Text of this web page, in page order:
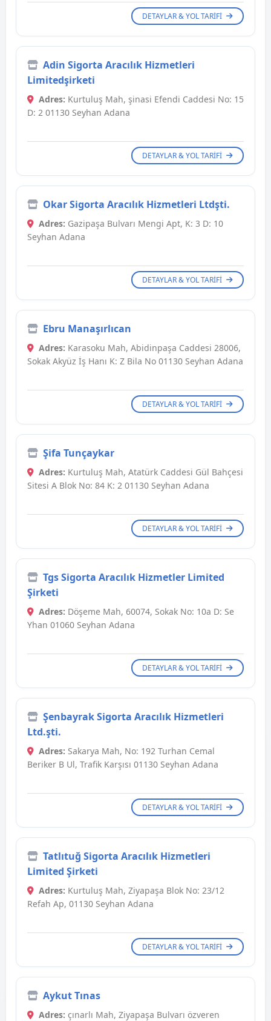
DETAYLAR & YOL TARIFI
Adin Sigorta Aracılık Hizmetleri
Limitedşirketi
Adres: Kurtuluş Mah, şinasi Efendi Caddesi No: 15
D: 2 01130 Seyhan Adana
DETAYLAR & YOL TARIFI
Okar Sigorta Aracılık Hizmetleri Ltdşti.
Adres: Gazipaşa Bulvarı Mengi Apt, K: 3 D: 10
Seyhan Adana
DETAYLAR & YOL TARIFI
Ebru Manaşırlıcan
Adres: Karasoku Mah, Abidinpaşa Caddesi 28006,
Sokak Akyüz İş Hanı K: Z Bila No 01130 Seyhan Adana
DETAYLAR & YOL TARIFI
Şifa Tunçaykar
Adres: Kurtuluş Mah, Atatürk Caddesi Gül Bahçesi
Sitesi A Blok No: 84 K: 2 01130 Seyhan Adana
DETAYLAR & YOL TARIFI
Tgs Sigorta Aracılık Hizmetler Limited
Şirketi
Adres: Döşeme Mah, 60074, Sokak No: 10a D: Se
Yhan 01060 Seyhan Adana
DETAYLAR & YOL TARIFI
Şenbayrak Sigorta Aracılık Hizmetleri
Ltd.şti.
Adres: Sakarya Mah, No: 192 Turhan Cemal
Beriker B Ul, Trafik Karşısı 01130 Seyhan Adana
DETAYLAR & YOL TARIFI
Tatlıtuğ Sigorta Aracılık Hizmetleri
Limited Şirketi
Adres: Kurtuluş Mah, Ziyapaşa Blok No: 23/12
Refah Ap, 01130 Seyhan Adana
DETAYLAR & YOL TARIFI
Aykut Tınas
Adres: çınarlı Mah, Ziyapaşa Bulvarı özveren